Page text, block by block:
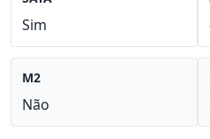
Sim
M2
Não